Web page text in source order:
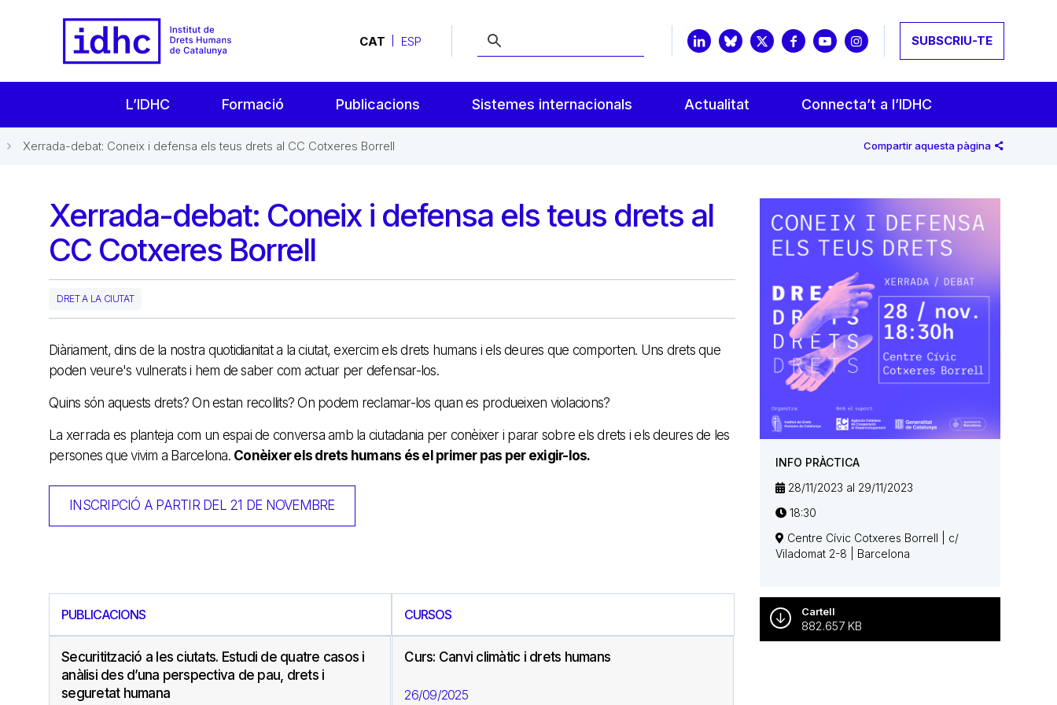
CAT ESP SUBSCRIU-TE
L’IDHC Formació Publicacions Sistemes internacionals Actualitat Connecta’t a l’IDHC
Xerrada-debat: Coneix i defensa els teus drets al CC Cotxeres Borrell Compartir aquesta pàgina
Xerrada-debat: Coneix i defensa els teus drets al
CC Cotxeres Borrell
DRET A LA CIUTAT
Diàriament, dins de la nostra quotidianitat a la ciutat, exercim els drets humans i els deures que comporten. Uns drets que
poden veure's vulnerats i hem de saber com actuar per defensar-los.
Quins són aquests drets? On estan recollits? On podem reclamar-los quan es produeixen violacions?
La xerrada es planteja com un espai de conversa amb la ciutadania per conèixer i parar sobre els drets i els deures de les
persones que vivim a Barcelona. Conèixer els drets humans és el primer pas per exigir-los.
INSCRIPCIÓ A PARTIR DEL 21 DE NOVEMBRE
PUBLICACIONS
Securitització a les ciutats. Estudi de quatre casos i
anàlisi des d’una perspectiva de pau, drets i
seguretat humana
CURSOS
Curs: Canvi climàtic i drets humans
26/09/2025
INFO PRÀCTICA
28/11/2023 al 29/11/2023
18:30
Centre Cívic Cotxeres Borrell | c/
Viladomat 2-8 | Barcelona
Cartell
882.657 KB